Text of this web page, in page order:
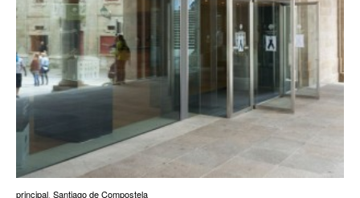
principal, Santiago de Compostela